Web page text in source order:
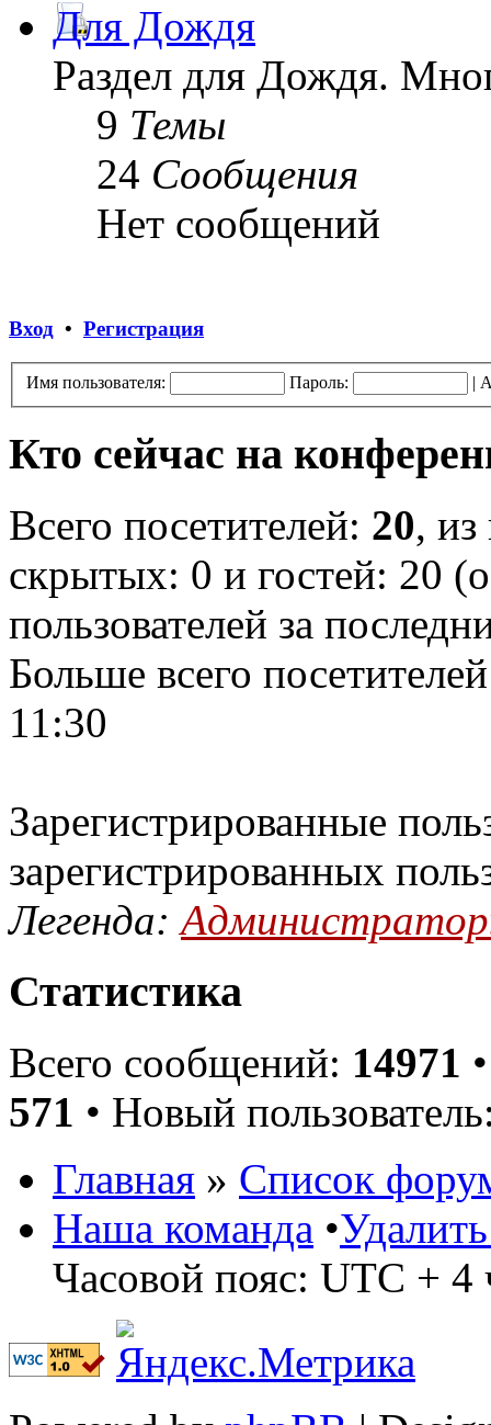
Для Дождя
Раздел для Дождя.
9 Темы
24 Сообщения
Нет сообщений
Вход • Регистрация
Имя пользователя: Пароль: |
Кто сейчас на
Всего посетителей: 20, из
скрытых: 0 и гостей: 20
пользователей за
Больше всего
11:30
Зарегистрированные
зарегистрированных
Легенда:
Статистика
Всего сообщений: 14971
571 • Новый
Главная » Список
Наша команда •
Часовой пояс: UTC + 4